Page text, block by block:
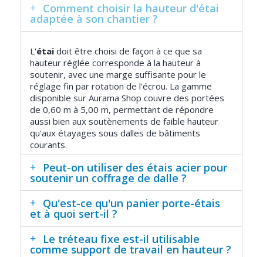
Comment choisir la hauteur d'étai
adaptée à son chantier ?
L'étai doit être choisi de façon à ce que sa
hauteur réglée corresponde à la hauteur à
soutenir, avec une marge suffisante pour le
réglage fin par rotation de l'écrou. La gamme
disponible sur Aurama Shop couvre des portées
de 0,60 m à 5,00 m, permettant de répondre
aussi bien aux soutènements de faible hauteur
qu'aux étayages sous dalles de bâtiments
courants.
Peut-on utiliser des étais acier pour
soutenir un coffrage de dalle ?
Qu'est-ce qu'un panier porte-étais
et à quoi sert-il ?
Le tréteau fixe est-il utilisable
comme support de travail en hauteur ?